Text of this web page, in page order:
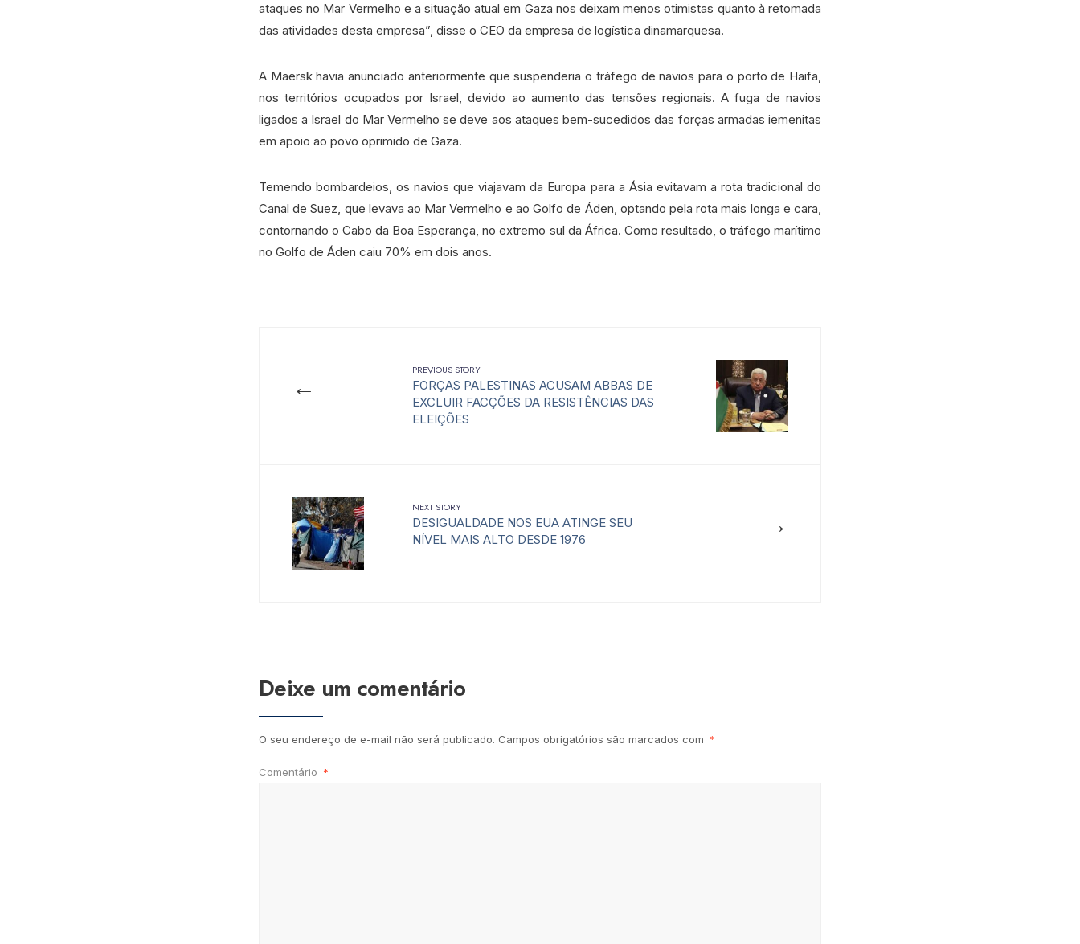
ataques no Mar Vermelho e a situação atual em Gaza nos deixam menos otimistas quanto à retomada
das atividades desta empresa”, disse o CEO da empresa de logística dinamarquesa.
A Maersk havia anunciado anteriormente que suspenderia o tráfego de navios para o porto de Haifa,
nos territórios ocupados por Israel, devido ao aumento das tensões regionais. A fuga de navios
ligados a Israel do Mar Vermelho se deve aos ataques bem-sucedidos das forças armadas iemenitas
em apoio ao povo oprimido de Gaza.
Temendo bombardeios, os navios que viajavam da Europa para a Ásia evitavam a rota tradicional do
Canal de Suez, que levava ao Mar Vermelho e ao Golfo de Áden, optando pela rota mais longa e cara,
contornando o Cabo da Boa Esperança, no extremo sul da África. Como resultado, o tráfego marítimo
no Golfo de Áden caiu 70% em dois anos.
←
PREVIOUS STORY
FORÇAS PALESTINAS ACUSAM ABBAS DE
EXCLUIR FACÇÕES DA RESISTÊNCIAS DAS
ELEIÇÕES
→
NEXT STORY
DESIGUALDADE NOS EUA ATINGE SEU
NÍVEL MAIS ALTO DESDE 1976
Deixe um comentário
O seu endereço de e-mail não será publicado. Campos obrigatórios são marcados com *
Comentário *